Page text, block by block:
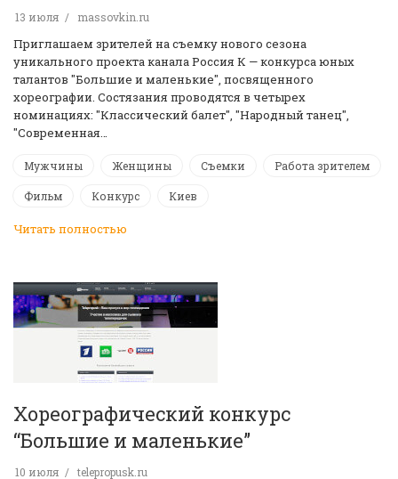
13 июля massovkin.ru
Приглашаем зрителей на съемку нового сезона
уникального проекта канала Россия К — конкурса юных
талантов "Большие и маленькие", посвященного
хореографии. Состязания проводятся в четырех
номинациях: "Классический балет", "Народный танец",
"Современная…
Мужчины Женщины Съемки Работа зрителем
Фильм Конкурс Киев
Читать полностью
Хореографический конкурс
“Большие и маленькие”
10 июля telepropusk.ru